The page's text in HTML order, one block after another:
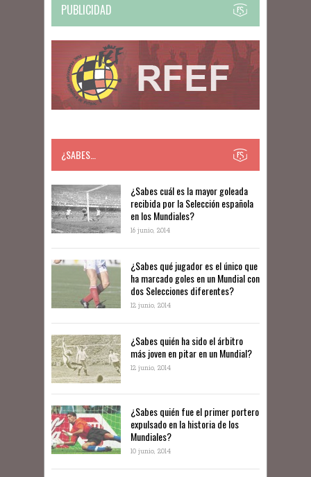
PUBLICIDAD
¿SABES…
​​¿Sabes cuál es la mayor goleada
recibida por la Selección española
en los Mundiales?
16 junio, 2014
¿Sabes qué jugador es el único que
ha marcado goles en un Mundial con
dos Selecciones diferentes?
12 junio, 2014
¿Sabes quién ha sido el árbitro
más joven en pitar en un Mundial?
12 junio, 2014
¿Sabes quién fue el primer portero
expulsado en la historia de los
Mundiales?
10 junio, 2014